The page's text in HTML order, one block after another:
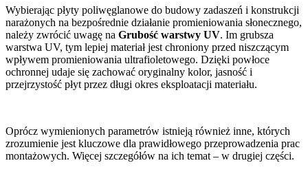
Wybierając płyty poliwęglanowe do budowy zadaszeń i konstrukcji
narażonych na bezpośrednie działanie promieniowania słonecznego,
należy zwrócić uwagę na Grubość warstwy UV. Im grubsza
warstwa UV, tym lepiej materiał jest chroniony przed niszczącym
wpływem promieniowania ultrafioletowego. Dzięki powłoce
ochronnej udaje się zachować oryginalny kolor, jasność i
przejrzystość płyt przez długi okres eksploatacji materiału.
Oprócz wymienionych parametrów istnieją również inne, których
zrozumienie jest kluczowe dla prawidłowego przeprowadzenia prac
montażowych. Więcej szczegółów na ich temat – w drugiej części.